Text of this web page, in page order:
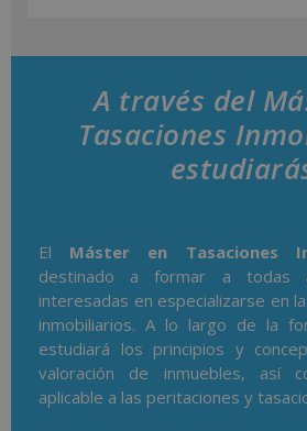
A través del
Tasaciones
El Máster en Tasaciones
destinado a formar a todas
interesadas en especializarse en
inmobiliarios. A lo largo de la
estudiará los principios y
valoración de inmuebles, así
aplicable a las peritaciones y